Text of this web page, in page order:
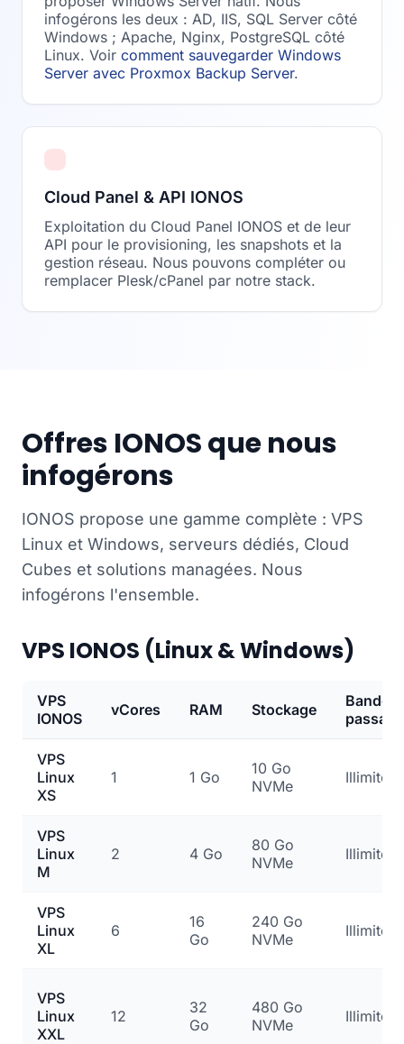
infogérons les deux : AD, IIS, SQL Server côté
Windows ; Apache, Nginx, PostgreSQL côté
Linux. Voir comment sauvegarder Windows
Server avec Proxmox Backup Server.
Cloud Panel & API IONOS
Exploitation du Cloud Panel IONOS et de leur
API pour le provisioning, les snapshots et la
gestion réseau. Nous pouvons compléter ou
remplacer Plesk/cPanel par notre stack.
Offres IONOS que nous
infogérons
IONOS propose une gamme complète : VPS
Linux et Windows, serveurs dédiés, Cloud
Cubes et solutions managées. Nous
infogérons l'ensemble.
VPS IONOS (Linux & Windows)
VPS
IONOS
vCores RAM Stockage
Bande
VPS
Linux
XS
1 1 Go
10 Go
NVMe
Illimitée
VPS
Linux
M
2 4 Go
80 Go
NVMe
Illimitée
VPS
Linux
XL
6
16
Go
240 Go
NVMe
Illimitée
VPS
Linux
XXL
12
32
Go
480 Go
NVMe
Illimitée